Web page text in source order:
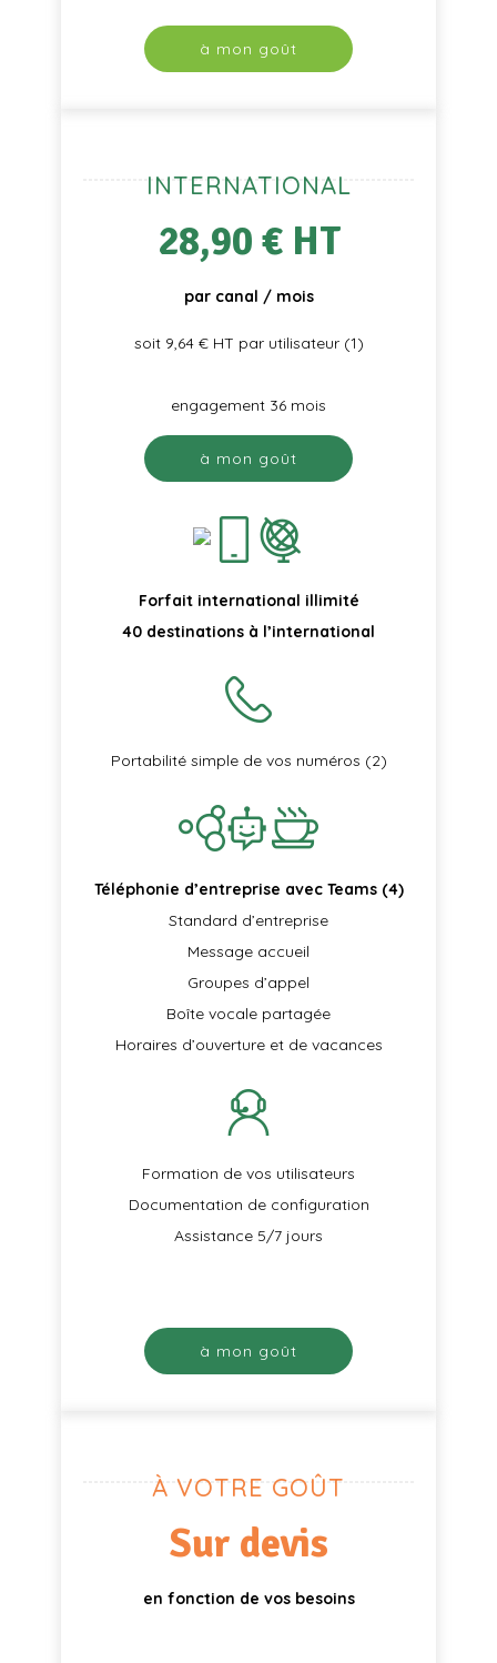
à mon goût
INTERNATIONAL
28,90 € HT
par canal / mois
soit 9,64 € HT par utilisateur (1)
engagement 36 mois
à mon goût
Forfait international illimité
40 destinations à l’international
Portabilité simple de vos numéros (2)
Téléphonie d’entreprise avec Teams (4)
Standard d’entreprise
Message accueil
Groupes d’appel
Boîte vocale partagée
Horaires d’ouverture et de vacances
Formation de vos utilisateurs
Documentation de configuration
Assistance 5/7 jours
à mon goût
À VOTRE GOÛT
Sur devis
en fonction de vos besoins